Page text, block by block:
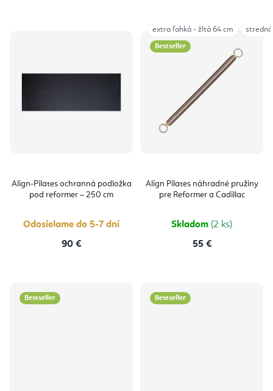
Align-Pilates ochranná podložka
pod reformer – 250 cm
Odosielame do 5-7 dní
90 €
Bestseller
Align Pilates náhradné pružiny
pre Reformer a Cadillac
Skladom (2 ks)
55 €
extra ľahká - žltá 64 cm
Bestseller Bestseller